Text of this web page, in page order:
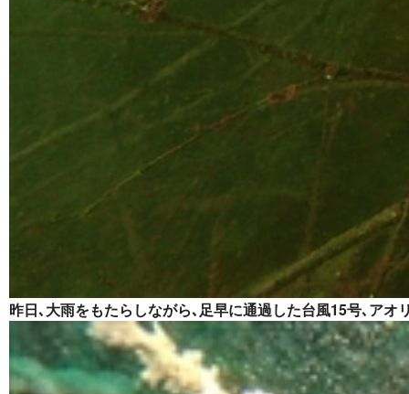
昨日､大雨をもたらしながら､足早に通過した台風15号､ア